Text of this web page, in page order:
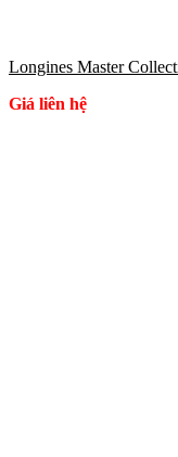
Longines Master
Giá liên hệ